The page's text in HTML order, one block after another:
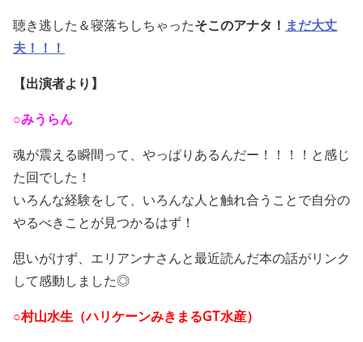
聴き逃した＆寝落ちしちゃったそこのアナタ！ まだ大丈
夫！！！
【出演者より】
○みうらん
魂が震える瞬間って、やっぱりあるんだー！！！！と感じ
た回でした！
いろんな経験をして、いろんな人と触れ合うことで自分の
やるべきことが見つかるはず！
思いがけず、エリアンナさんと最近読んだ本の話がリンク
して感動しました◎
○村山水生（ハリケーンみきまるGT水産）